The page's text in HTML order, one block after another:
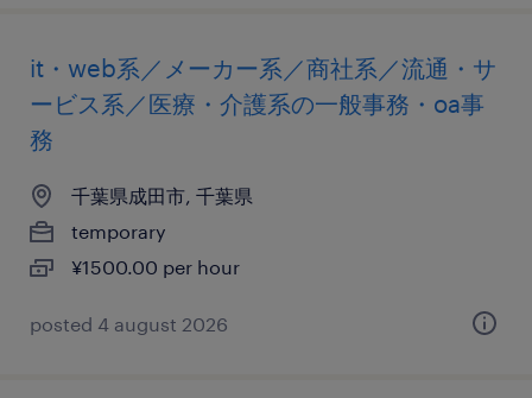
it・web系／メーカー系／商社系／流通・サ
ービス系／医療・介護系の一般事務・oa事
務
千葉県成田市, 千葉県
temporary
¥1500.00 per hour
posted 4 august 2026